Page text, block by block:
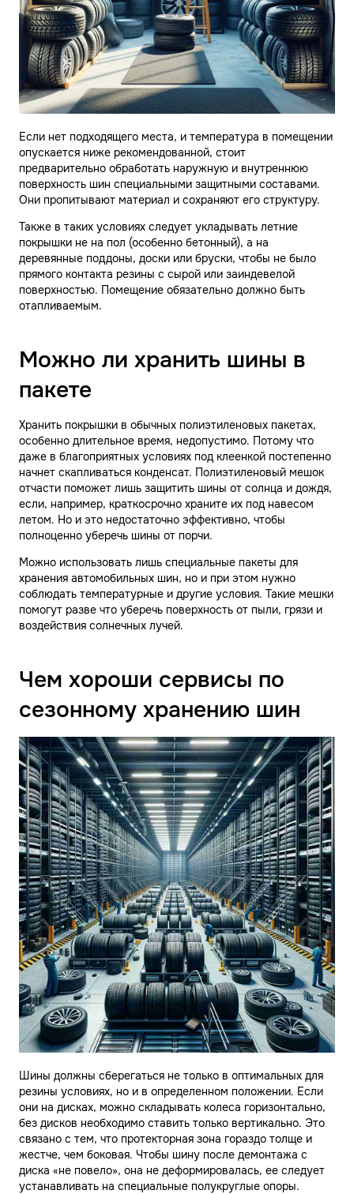
Если нет подходящего места, и температура в помещении
опускается ниже рекомендованной, стоит
предварительно обработать наружную и внутреннюю
поверхность шин специальными защитными составами.
Они пропитывают материал и сохраняют его структуру.
Также в таких условиях следует укладывать летние
покрышки не на пол (особенно бетонный), а на
деревянные поддоны, доски или бруски, чтобы не было
прямого контакта резины с сырой или заиндевелой
поверхностью. Помещение обязательно должно быть
отапливаемым.
Можно ли хранить шины в
пакете
Хранить покрышки в обычных полиэтиленовых пакетах,
особенно длительное время, недопустимо. Потому что
даже в благоприятных условиях под клеенкой постепенно
начнет скапливаться конденсат. Полиэтиленовый мешок
отчасти поможет лишь защитить шины от солнца и дождя,
если, например, краткосрочно храните их под навесом
летом. Но и это недостаточно эффективно, чтобы
полноценно уберечь шины от порчи.
Можно использовать лишь специальные пакеты для
хранения автомобильных шин, но и при этом нужно
соблюдать температурные и другие условия. Такие мешки
помогут разве что уберечь поверхность от пыли, грязи и
воздействия солнечных лучей.
Чем хороши сервисы по
сезонному хранению шин
Шины должны сберегаться не только в оптимальных для
резины условиях, но и в определенном положении. Если
они на дисках, можно складывать колеса горизонтально,
без дисков необходимо ставить только вертикально. Это
связано с тем, что протекторная зона гораздо толще и
жестче, чем боковая. Чтобы шину после демонтажа с
диска «не повело», она не деформировалась, ее следует
устанавливать на специальные полукруглые опоры.